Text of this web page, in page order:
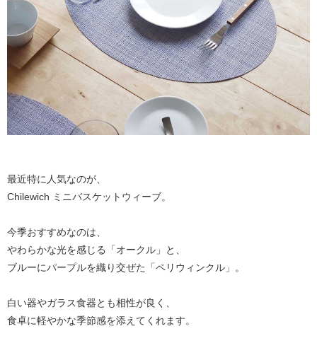
最近特に人気なのが、
Chilewich ミニバスケットウィーブ。
今季おすすめなのは、
やわらかな光を感じる「オークル」と、
ブルーにパープルを織り交ぜた「ペリウィンクル」。
白い器やガラス食器とも相性が良く、
食卓に軽やかな季節感を添えてくれます。